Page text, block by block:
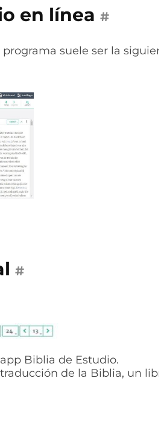
en línea #
suele ser la
#
Biblia de Estudio.
de la Biblia, un